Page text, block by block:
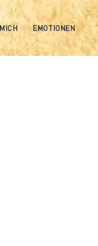
EMOTIONEN